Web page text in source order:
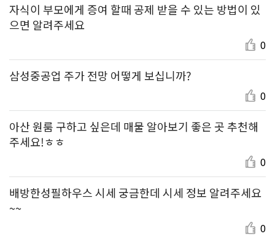
자식이 부모에게 증여 할때 공제 받을 수 있는 방법이 있
으면 알려주세요
0
삼성중공업 주가 전망 어떻게 보십니까?
0
아산 원룸 구하고 싶은데 매물 알아보기 좋은 곳 추천해
주세요!ㅎㅎ
0
배방한성필하우스 시세 궁금한데 시세 정보 알려주세요
~~
0